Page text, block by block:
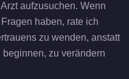
aufzusuchen. Wenn
haben, rate ich
zu wenden, anstatt
zu verändern